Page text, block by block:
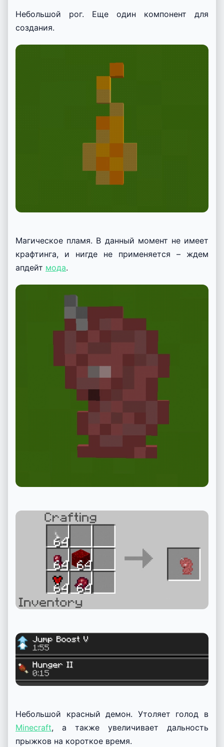
Небольшой рог. Еще один компонент для
создания.
Магическое пламя. В данный момент не имеет
крафтинга, и нигде не применяется – ждем
апдейт мода.
Небольшой красный демон. Утоляет голод в
Minecraft, а также увеличивает дальность
прыжков на короткое время.